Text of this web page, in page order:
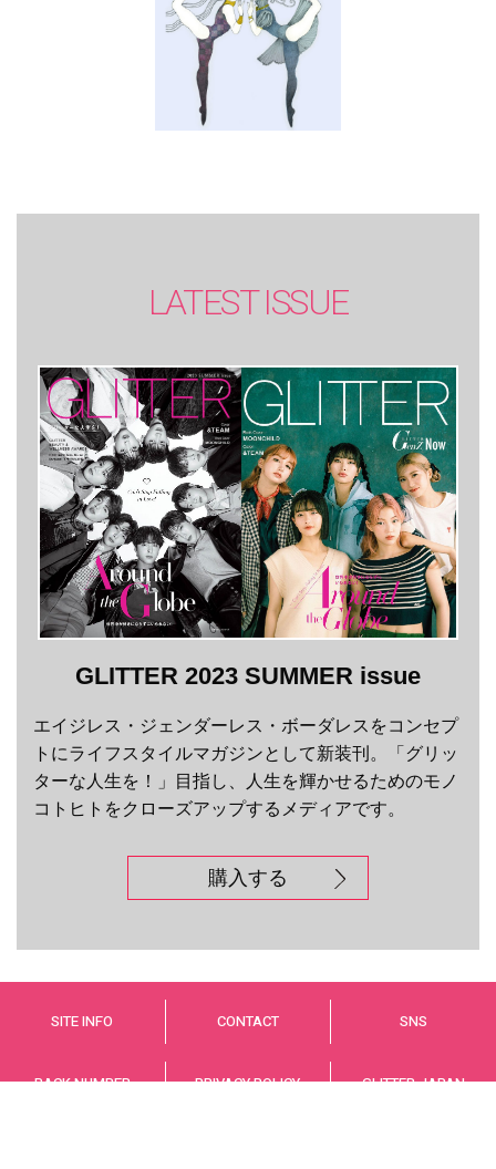
LATEST ISSUE
GLITTER 2023 SUMMER issue
エイジレス・ジェンダーレス・ボーダレスをコンセプ
トにライフスタイルマガジンとして新装刊。「グリッ
ターな人生を！」目指し、人生を輝かせるためのモノ
コトヒトをクローズアップするメディアです。
購入する
SITE INFO CONTACT SNS
BACK NUMBER PRIVACY POLICY GLITTER JAPAN